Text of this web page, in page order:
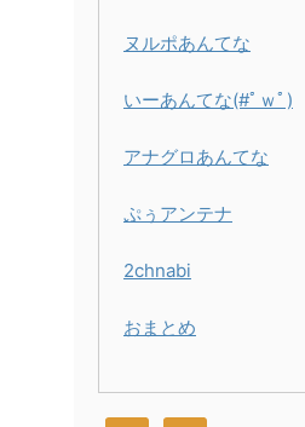
ヌルポあんてな
いーあんてな(#ﾟｗﾟ)
アナグロあんてな
ぷぅアンテナ
2chnabi
おまとめ